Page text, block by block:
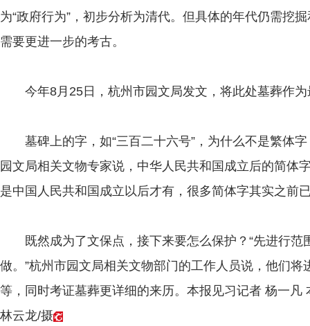
为“政府行为”，初步分析为清代。但具体的年代仍需挖
需要更进一步的考古。
今年8月25日，杭州市园文局发文，将此处墓葬作为
墓碑上的字，如“三百二十六号”，为什么不是繁体字
园文局相关文物专家说，中华人民共和国成立后的简体
是中国人民共和国成立以后才有，很多简体字其实之前
既然成为了文保点，接下来要怎么保护？“先进行范
做。”杭州市园文局相关文物部门的工作人员说，他们
等，同时考证墓葬更详细的来历。本报见习记者 杨一凡
林云龙/摄